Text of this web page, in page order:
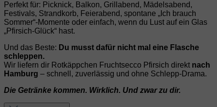
Perfekt für: Picknick, Balkon, Grillabend, Mädelsabend,
Festivals, Strandkorb, Feierabend, spontane „Ich brauch
Sommer“-Momente oder einfach, wenn du Lust auf ein Glas
„Pfirsich‑Glück“ hast.
Und das Beste: Du musst dafür nicht mal eine Flasche
schleppen.
Wir liefern dir Rotkäppchen Fruchtsecco Pfirsich direkt nach
Hamburg – schnell, zuverlässig und ohne Schlepp‑Drama.
Die Getränke kommen. Wirklich. Und zwar zu dir.